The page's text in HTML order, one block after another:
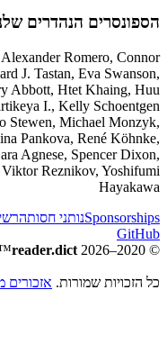
הספונסרים הנהדרים
Romero, Connor
J. Tastan, Eva Swanson,
Abbott, Htet Khaing, Huu
I., Kelly Schoentgen
Stewen, Michael Monzyk,
Pankova, René Köhnke,
Agnese, Spencer Dixon,
Reznikov, Yoshifumi
Hayakawa
Sponsorshipsנותני חסות
GitHub
© 2020–2026
reader.dict
כל הזכויות שמורות. אזכורים